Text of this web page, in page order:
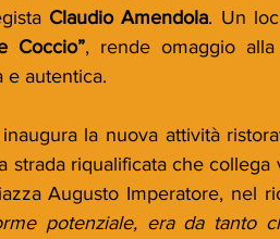
Claudio Amendola. Un
Coccio”, rende omaggio
e autentica.
la nuova attività
strada riqualificata che
Augusto Imperatore, nel
potenziale, era da tanto